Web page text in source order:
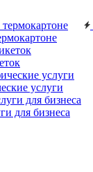
услуги
для бизнеса